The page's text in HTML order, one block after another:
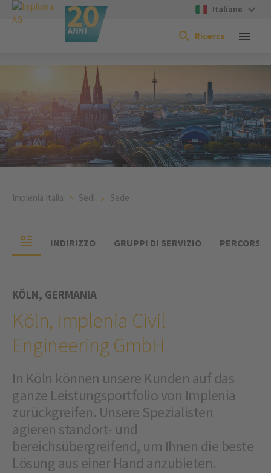
Italiano
Ricerca
Implenia Italia Sedi Sede
INDIRIZZO GRUPPI DI SERVIZIO PERCORSO
KÖLN, GERMANIA
Köln, Implenia Civil
Engineering GmbH
In Köln können unsere Kunden auf das
ganze Leistungsportfolio von Implenia
zurückgreifen. Unsere Spezialisten
agieren standort- und
bereichsübergreifend, um Ihnen die beste
Lösung aus einer Hand anzubieten.